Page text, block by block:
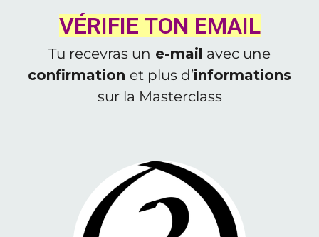
VÉRIFIE TON EMAIL
Tu recevras un e-mail avec une
confirmation et plus d’informations
sur la Masterclass